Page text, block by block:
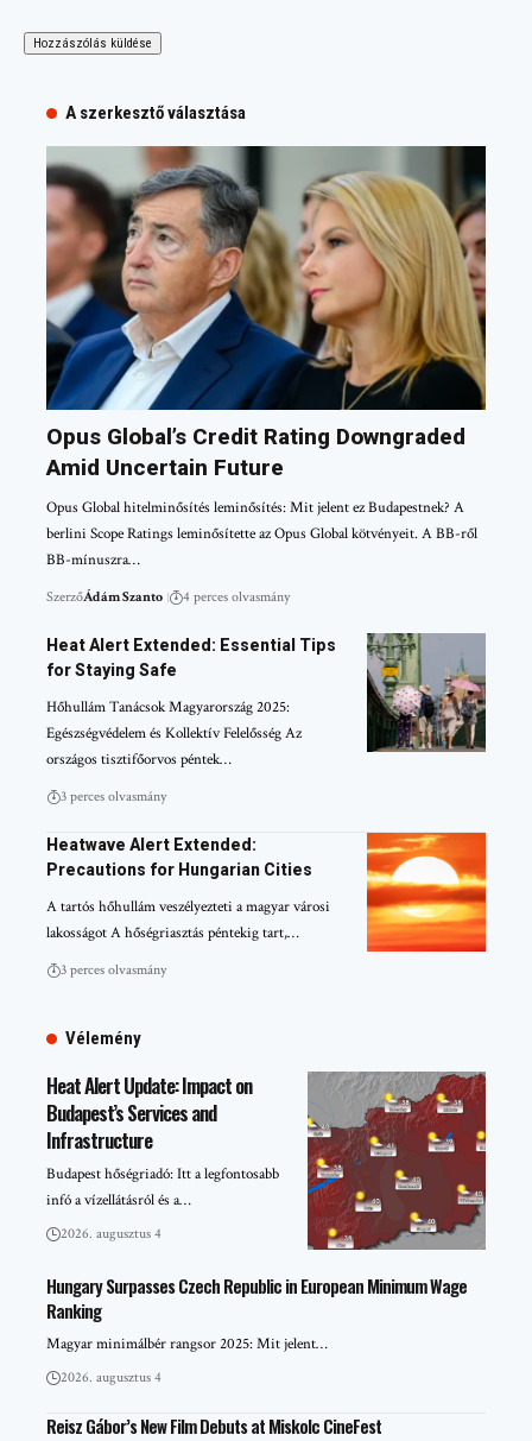
A szerkesztő választása
Opus Global’s Credit Rating Downgraded
Amid Uncertain Future
Opus Global hitelminősítés leminősítés: Mit jelent ez Budapestnek? A
berlini Scope Ratings leminősítette az Opus Global kötvényeit. A BB-ről
BB-mínuszra…
SzerzőÁdám Szanto 4 perces olvasmány
Heat Alert Extended: Essential Tips
for Staying Safe
Hőhullám Tanácsok Magyarország 2025:
Egészségvédelem és Kollektív Felelősség Az
országos tisztifőorvos péntek…
3 perces olvasmány
Heatwave Alert Extended:
Precautions for Hungarian Cities
A tartós hőhullám veszélyezteti a magyar városi
lakosságot A hőségriasztás péntekig tart,…
3 perces olvasmány
Vélemény
Heat Alert Update: Impact on
Budapest’s Services and
Infrastructure
Budapest hőségriadó: Itt a legfontosabb
infó a vízellátásról és a…
2026. augusztus 4
Hungary Surpasses Czech Republic in European Minimum Wage
Ranking
Magyar minimálbér rangsor 2025: Mit jelent…
2026. augusztus 4
Reisz Gábor’s New Film Debuts at Miskolc CineFest